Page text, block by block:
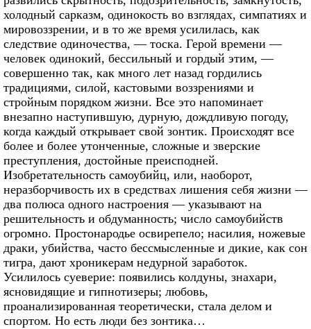
холодный сарказм, одинокость во взглядах, симпатиях и
мировоззрении, и в то же время усилилась, как
следствие одиночества, — тоска. Герой времени —
человек одинокий, бессильный и гордый этим, —
совершенно так, как много лет назад гордились
традициями, силой, кастовыми воззрениями и
стройным порядком жизни. Все это напоминает
внезапно наступившую, дурную, дождливую погоду,
когда каждый открывает свой зонтик. Происходят все
более и более утонченные, сложные и зверские
преступления, достойные преисподней.
Изобретательность самоубийц, или, наоборот,
неразборчивость их в средствах лишения себя жизни —
два полюса одного настроения — указывают на
решительность и обдуманность; число самоубийств
огромно. Простонародье освирепело; насилия, ножевые
драки, убийства, часто бессмысленные и дикие, как сон
тигра, дают хроникерам недурной заработок.
Усилилось суеверие: появились колдуны, знахари,
ясновидящие и гипнотизеры; любовь,
проанализированная теоретически, стала делом и
спортом. Но есть люди без зонтика…